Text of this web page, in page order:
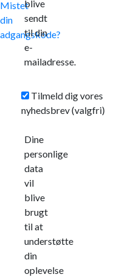
Mistet
din
adgangskode?
blive
sendt
til din
e-
mailadresse.
Tilmeld dig vores
nyhedsbrev(valgfri)
Dine
personlige
data
vil
blive
brugt
til at
understøtte
din
oplevelse